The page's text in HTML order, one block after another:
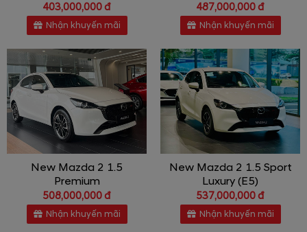
403,000,000 đ
Nhận khuyến mãi
487,000,000 đ
Nhận khuyến mãi
New Mazda 2 1.5
Premium
508,000,000 đ
Nhận khuyến mãi
New Mazda 2 1.5 Sport
Luxury (E5)
537,000,000 đ
Nhận khuyến mãi